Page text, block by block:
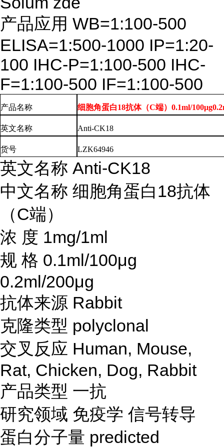
产品应用 WB=1:100-500
ELISA=1:500-1000 IP=1:20-
100 IHC-P=1:100-500 IHC-
F=1:100-500 IF=1:100-500
产品名称 细胞角蛋白18抗体（C端）0.1ml/
英文名称 Anti-CK18
货号 LZK64946
英文名称 Anti-CK18
中文名称 细胞角蛋白 18抗体
（C端）
浓 度 1mg/1ml
规 格 0.1ml/100μg
0.2ml/200μg
抗体来源 Rabbit
克隆类型 polyclonal
交叉反应 Human, Mouse,
Rat, Chicken, Dog, Rabbit
产品类型 一抗
研究领域 免疫学 信号转导
蛋白分子量 predicted